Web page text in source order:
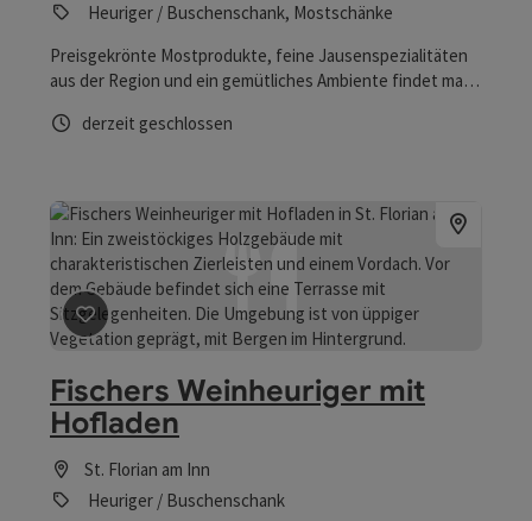
Heuriger / Buschenschank, Mostschänke
Preisgekrönte Mostprodukte, feine Jausenspezialitäten
aus der Region und ein gemütliches Ambiente findet man
in Obermühl. Gruppenführungen ab 12 Personen möglich!
Öffnungszeiten
derzeit geschlossen
Beitrag merken: Fischers Weinheuriger mit Hofladen
Fischers Weinheuriger mit
Hofladen
St. Florian am Inn
Heuriger / Buschenschank